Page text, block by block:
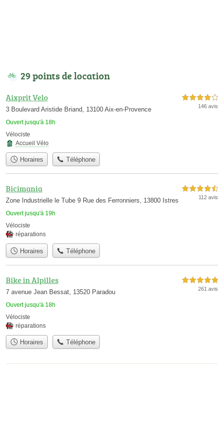
29 points de location
Aixprit Velo
3 Boulevard Aristide Briand, 13100 Aix-en-Provence
Ouvert jusqu'à 18h
4,0 étoiles sur 5
146 avis
Vélociste
Accueil Vélo
Horaires Téléphone
Bicimania
Zone Industrielle le Tube 9 Rue des Ferronniers, 13800 Istres
Ouvert jusqu'à 19h
4,5 étoiles sur 5
112 avis
Vélociste
réparations
Horaires Téléphone
Bike in Alpilles
7 avenue Jean Bessat, 13520 Paradou
Ouvert jusqu'à 18h
5,0 étoiles sur 5
261 avis
Vélociste
réparations
Horaires Téléphone